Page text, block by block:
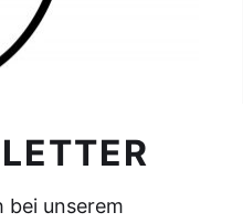
bei unserem